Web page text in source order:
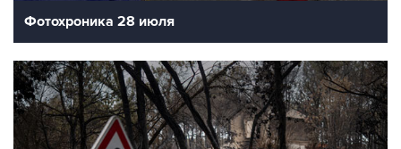
Фотохроника 28 июля